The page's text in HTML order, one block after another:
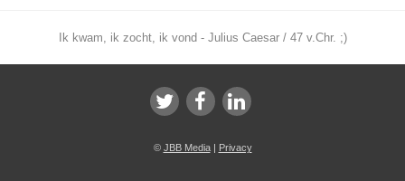
Ik kwam, ik zocht, ik vond - Julius Caesar / 47 v.Chr. ;)
© JBB Media| Privacy